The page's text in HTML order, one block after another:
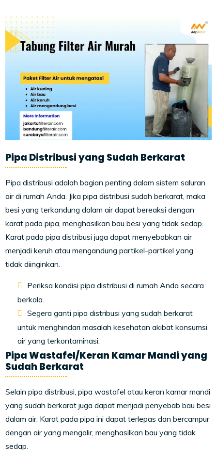
Pipa Distribusi yang Sudah Berkarat
Pipa distribusi adalah bagian penting dalam sistem saluran
air di rumah Anda. Jika pipa distribusi sudah berkarat, maka
besi yang terkandung dalam air dapat bereaksi dengan
karat pada pipa, menghasilkan bau besi yang tidak sedap.
Karat pada pipa distribusi juga dapat menyebabkan air
menjadi keruh atau mengandung partikel-partikel yang
tidak diinginkan.
Periksa kondisi pipa distribusi di rumah Anda secara
berkala.
Segera ganti pipa distribusi yang sudah berkarat
untuk menghindari masalah kesehatan akibat konsumsi
air yang terkontaminasi.
Pipa Wastafel/Keran Kamar Mandi yang
Sudah Berkarat
Selain pipa distribusi, pipa wastafel atau keran kamar mandi
yang sudah berkarat juga dapat menjadi penyebab bau besi
dalam air. Karat pada pipa ini dapat terlepas dan bercampur
dengan air yang mengalir, menghasilkan bau yang tidak
sedap.